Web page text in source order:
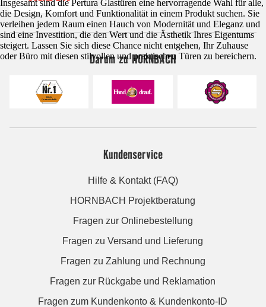
Insgesamt sind die Pertura Glastüren eine hervorragende Wahl für alle,
die Design, Komfort und Funktionalität in einem Produkt suchen. Sie
verleihen jedem Raum einen Hauch von Modernität und Eleganz und
sind eine Investition, die den Wert und die Ästhetik Ihres Eigentums
steigert. Lassen Sie sich diese Chance nicht entgehen, Ihr Zuhause
oder Büro mit diesen stilvollen und praktischen Türen zu bereichern.
Darum zu HORNBACH
Kundenservice
Hilfe & Kontakt (FAQ)
HORNBACH Projektberatung
Fragen zur Onlinebestellung
Fragen zu Versand und Lieferung
Fragen zu Zahlung und Rechnung
Fragen zur Rückgabe und Reklamation
Fragen zum Kundenkonto & Kundenkonto-ID